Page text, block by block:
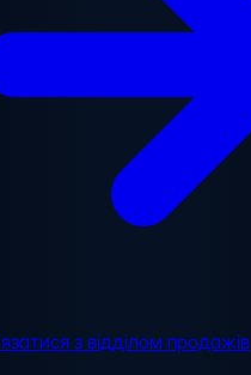
з відділом продажів